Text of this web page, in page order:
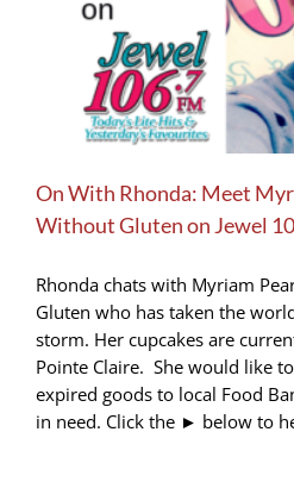
On With Rhonda: Meet
Without Gluten on Jewel
Rhonda chats with Myriam
Gluten who has taken the
storm. Her cupcakes are
Pointe Claire. She would like
expired goods to local Food
in need. Click the ► below to